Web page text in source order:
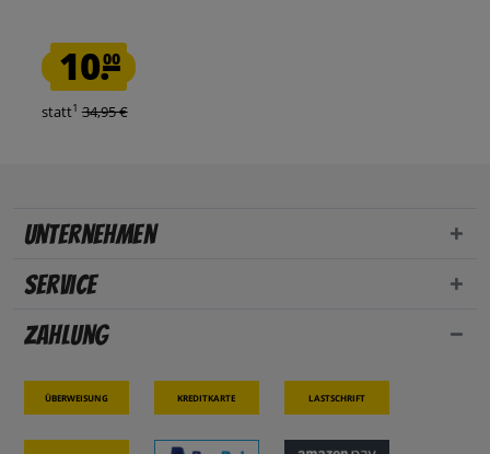
10.00
statt1 34,95 €
Unternehmen
Service
Zahlung
Überweisung Kreditkarte Lastschrift